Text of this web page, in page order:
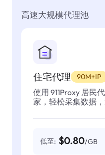
高速大规模代理池
住宅代理 90M+IP
使用 911Proxy 居民
家，轻松采集数据，
低至: $0.80/GB